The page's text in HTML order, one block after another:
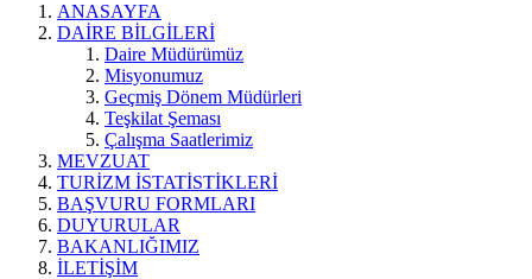
ANASAYFA
DAİRE BİLGİLERİ
Daire Müdürümüz
Misyonumuz
Geçmiş Dönem Müdürleri
Teşkilat Şeması
Çalışma Saatlerimiz
MEVZUAT
TURİZM İSTATİSTİKLERİ
BAŞVURU FORMLARI
DUYURULAR
BAKANLIĞIMIZ
İLETİŞİM